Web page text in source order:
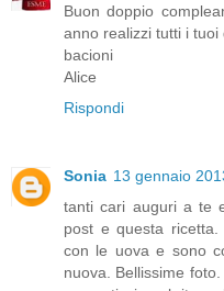
Buon doppio
anno realizzi tutti i tuoi
bacioni
Alice
Rispondi
Sonia 13 gennaio
tanti cari auguri a te
post e questa ricetta.
con le uova e sono
nuova. Bellissime